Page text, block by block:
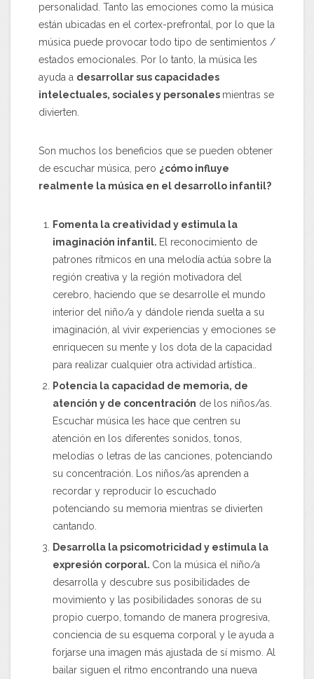
personalidad. Tanto las emociones como la música
están ubicadas en el cortex-prefrontal, por lo que la
música puede provocar todo tipo de sentimientos /
estados emocionales. Por lo tanto, la música les
ayuda a desarrollar sus capacidades
intelectuales, sociales y personales mientras se
divierten.
Son muchos los beneficios que se pueden obtener
de escuchar música, pero ¿cómo influye
realmente la música en el desarrollo infantil?
Fomenta la creatividad y estimula la
imaginación infantil. El reconocimiento de
patrones rítmicos en una melodía actúa sobre la
región creativa y la región motivadora del
cerebro, haciendo que se desarrolle el mundo
interior del niño/a y dándole rienda suelta a su
imaginación, al vivir experiencias y emociones se
enriquecen su mente y los dota de la capacidad
para realizar cualquier otra actividad artística..
Potencia la capacidad de memoria, de
atención y de concentración de los niños/as.
Escuchar música les hace que centren su
atención en los diferentes sonidos, tonos,
melodías o letras de las canciones, potenciando
su concentración. Los niños/as aprenden a
recordar y reproducir lo escuchado
potenciando su memoria mientras se divierten
cantando.
Desarrolla la psicomotricidad y estimula la
expresión corporal. Con la música el niño/a
desarrolla y descubre sus posibilidades de
movimiento y las posibilidades sonoras de su
propio cuerpo, tomando de manera progresiva,
conciencia de su esquema corporal y le ayuda a
forjarse una imagen más ajustada de sí mismo. Al
bailar siguen el ritmo encontrando una nueva